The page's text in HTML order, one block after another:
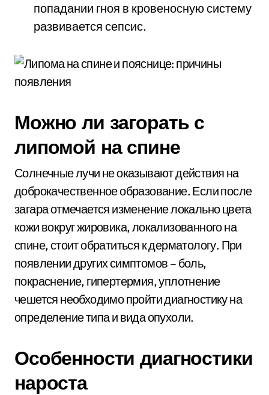
попадании гноя в кровеносную систему
развивается сепсис.
Можно ли загорать с
липомой на спине
Солнечные лучи не оказывают действия на
доброкачественное образование. Если после
загара отмечается изменение локально цвета
кожи вокруг жировика, локализованного на
спине, стоит обратиться к дерматологу. При
появлении других симптомов – боль,
покраснение, гипертермия, уплотнение
чешется необходимо пройти диагностику на
определение типа и вида опухоли.
Особенности диагностики
нароста